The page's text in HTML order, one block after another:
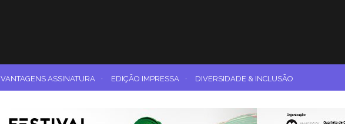
VANTAGENS ASSINATURA · EDIÇÃO IMPRESSA · DIVERSIDADE & INCLUSÃO